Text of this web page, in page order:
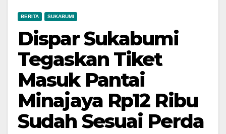
BERITA SUKABUMI
Dispar Sukabumi
Tegaskan Tiket
Masuk Pantai
Minajaya Rp12 Ribu
Sudah Sesuai Perda